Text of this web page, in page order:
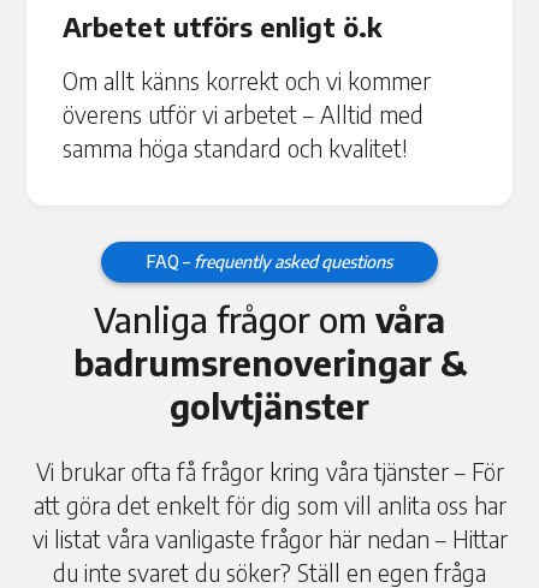
Arbetet utförs enligt ö.k
Om allt känns korrekt och vi kommer
överens utför vi arbetet – Alltid med
samma höga standard och kvalitet!
FAQ – frequently asked questions
Vanliga frågor om våra
badrumsrenoveringar &
golvtjänster
Vi brukar ofta få frågor kring våra tjänster – För
att göra det enkelt för dig som vill anlita oss har
vi listat våra vanligaste frågor här nedan – Hittar
du inte svaret du söker? Ställ en egen fråga